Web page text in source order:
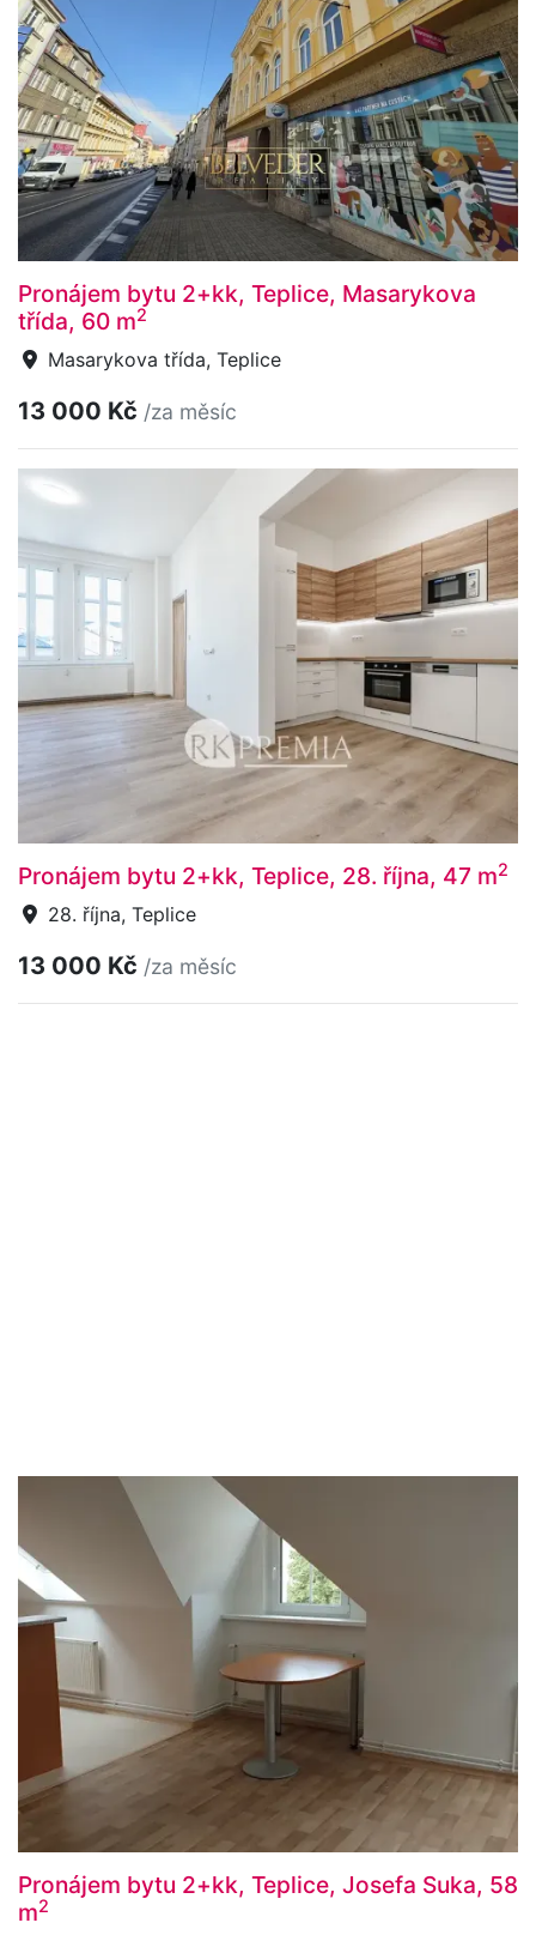
Pronájem bytu 2+kk, Teplice, Masarykova
třída, 60 m2
Masarykova třída, Teplice
13 000 Kč /za měsíc
Pronájem bytu 2+kk, Teplice, 28. října, 47 m2
28. října, Teplice
13 000 Kč /za měsíc
Pronájem bytu 2+kk, Teplice, Josefa Suka, 58
m2